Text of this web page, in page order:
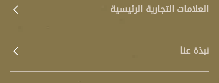
العلامات التجارية الرئيسية
نبذة عنا